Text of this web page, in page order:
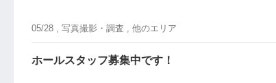
05/28 , 写真撮影・調査 , 他のエリア
ホールスタッフ募集中です！